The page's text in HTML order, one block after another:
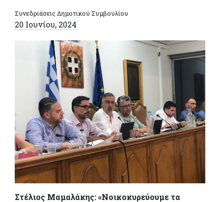
Συνεδριάσεις Δημοτικού Συμβουλίου
20 Ιουνίου, 2024
Στέλιος Μαμαλάκης: «Νοικοκυρεύουμε τα